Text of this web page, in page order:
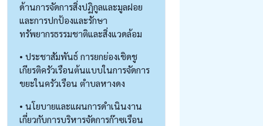
ด้านการจัดการสิ่งปฏิกูลและมูลฝอย
และการปกป้องและรักษา
ทรัพยากรธรรมชาติและสิ่งแวดล้อม
• ประชาสัมพันธ์ การยกย่องเชิดชู
เกียรติครัวเรือนต้นแบบในการจัดการ
ขยะในครัวเรือน ตำบลหางดง
• นโยบายและแผนการดำเนินงาน
เกี่ยวกับการบริหารจัดการก๊าซเรือน